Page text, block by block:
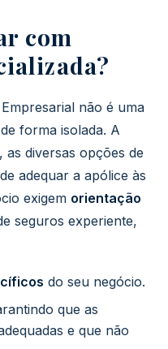
com
não é uma
forma isolada. A
diversas opções de
adequar a apólice às
exigem orientação
seguros experiente,
do seu negócio.
que as
e que não